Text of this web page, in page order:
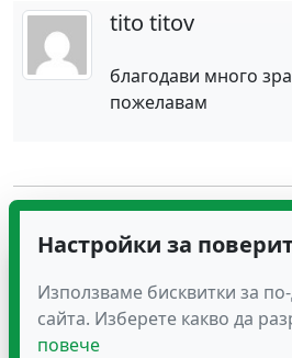
tito titov
благодави много
пожелавам
Вашият коментар
Вашето име:
Настройки за
Използваме бисквитки за
сайта. Изберете какво да
повече